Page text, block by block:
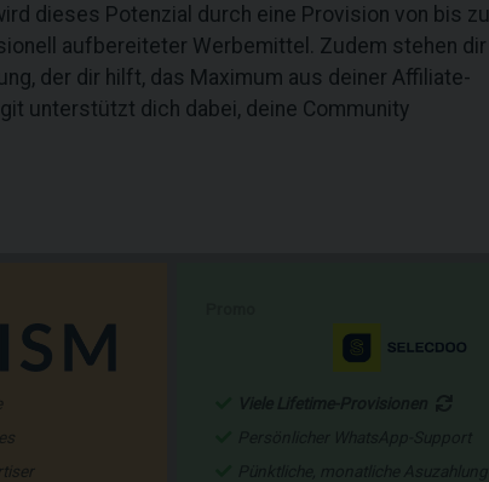
dieses Potenzial durch eine Provision von bis zu
aufbereiteter Werbemittel. Zudem stehen dir
der dir hilft, das Maximum aus deiner Affiliate-
unterstützt dich dabei, deine Community